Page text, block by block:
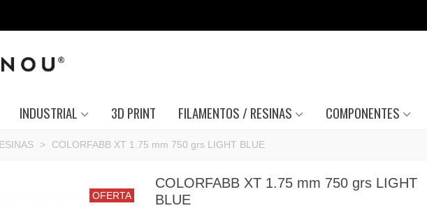
INDUSTRIAL 3D PRINT FILAMENTOS / RESINAS COMPONENTES
> COLORFABB XT 1.75 mm 750 grs LIGHT BLUE
OFERTA
COLORFABB XT 1.75 mm 750 grs LIGHT
BLUE